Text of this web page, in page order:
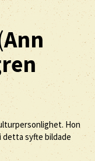
Ann
Hon
syfte bildade